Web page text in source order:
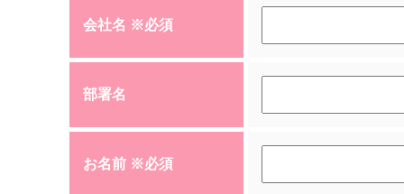
会社名 ※必須
部署名
お名前 ※必須